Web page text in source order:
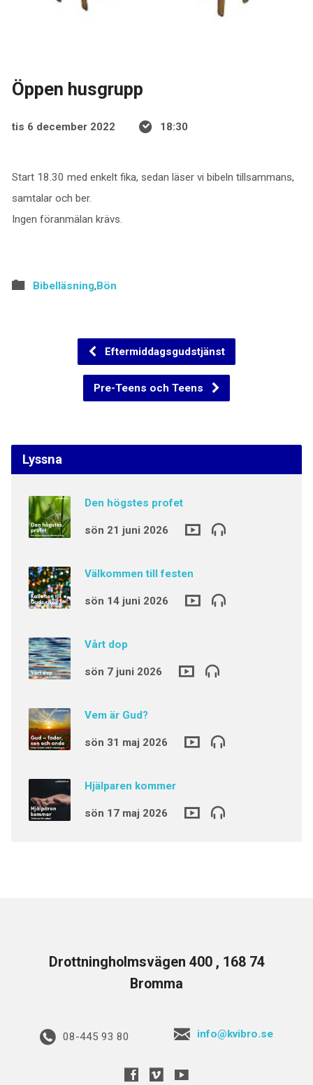
Öppen husgrupp
tis 6 december 2022 18:30
Start 18.30 med enkelt fika, sedan läser vi bibeln tillsammans,
samtalar och ber.
Ingen föranmälan krävs.
Bibelläsning,Bön
Eftermiddagsgudstjänst
Pre-Teens och Teens
Lyssna
Den högstes profet
sön 21 juni 2026
Välkommen till festen
sön 14 juni 2026
Vårt dop
sön 7 juni 2026
Vem är Gud?
sön 31 maj 2026
Hjälparen kommer
sön 17 maj 2026
Drottningholmsvägen 400 , 168 74
Bromma
08-445 93 80 info@kvibro.se